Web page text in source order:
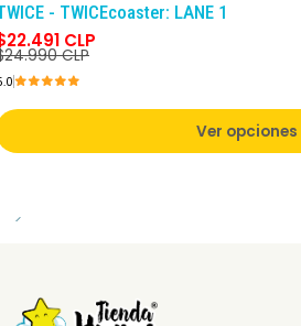
- TWICEcoaster: LANE 1
CLP
CLP
Ver opciones